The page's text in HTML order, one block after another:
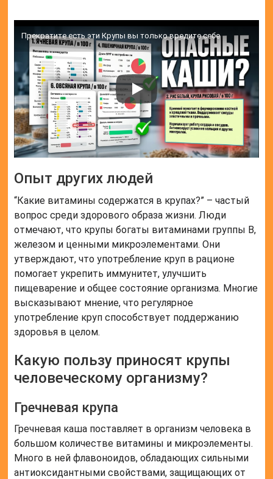
Прекратите есть эти Крупы вы только вредите себе
Опыт других людей
“Какие витамины содержатся в крупах?” – частый
вопрос среди здорового образа жизни. Люди
отмечают, что крупы богаты витаминами группы В,
железом и ценными микроэлементами. Они
утверждают, что употребление круп в рационе
помогает укрепить иммунитет, улучшить
пищеварение и общее состояние организма. Многие
высказывают мнение, что регулярное
употребление круп способствует поддержанию
здоровья в целом.
Какую пользу приносят крупы
человеческому организму?
Гречневая крупа
Гречневая каша поставляет в организм человека в
большом количестве витамины и микроэлементы.
Много в ней флавоноидов, обладающих сильными
антиоксидантными свойствами, защищающих от